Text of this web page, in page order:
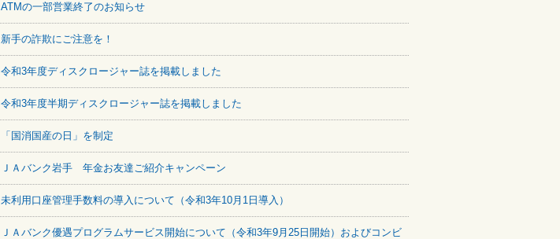
ATMの一部営業終了のお知らせ
新手の詐欺にご注意を！
令和3年度ディスクロージャー誌を掲載しました
令和3年度半期ディスクロージャー誌を掲載しました
「国消国産の日」を制定
ＪＡバンク岩手 年金お友達ご紹介キャンペーン
未利用口座管理手数料の導入について（令和3年10月1日導入）
ＪＡバンク優遇プログラムサービス開始について（令和3年9月25日開始）およびコンビ